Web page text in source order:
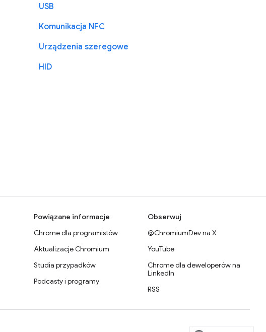
USB
Komunikacja NFC
Urządzenia szeregowe
HID
Powiązane informacje
Chrome dla programistów
Aktualizacje Chromium
Studia przypadków
Podcasty i programy
Obserwuj
@ChromiumDev na X
YouTube
Chrome dla deweloperów na
LinkedIn
RSS